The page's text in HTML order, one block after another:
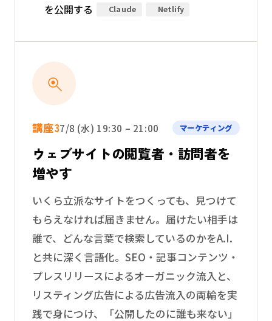
を公開する
Claude Netlify
講座37/8 (水) 19:30 – 21:00 マーケティング
ウェブサイトの閲覧者・訪問者を
増やす
いくら立派なサイトをつくっても、見つけて
もらえなければ届きません。届けたい相手は
誰で、どんな言葉で検索しているのかをA.I.
と共に深く言語化。SEO・記事コンテンツ・
プレスリリースによるオーガニック流入と、
リスティング広告による広告流入の両輪を実
践で身につけ、「公開したのに誰も来ない」